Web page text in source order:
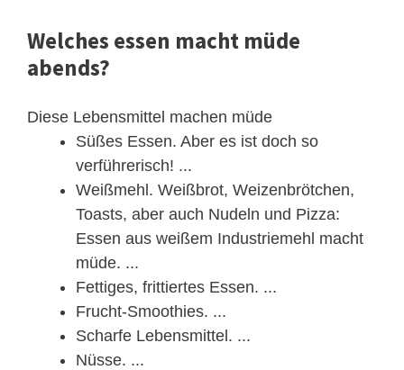
Welches essen macht müde
abends?
Diese Lebensmittel machen müde
Süßes Essen. Aber es ist doch so
verführerisch! ...
Weißmehl. Weißbrot, Weizenbrötchen,
Toasts, aber auch Nudeln und Pizza:
Essen aus weißem Industriemehl macht
müde. ...
Fettiges, frittiertes Essen. ...
Frucht-Smoothies. ...
Scharfe Lebensmittel. ...
Nüsse. ...